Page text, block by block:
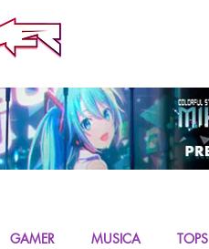
GAMER MUSICA TOPS